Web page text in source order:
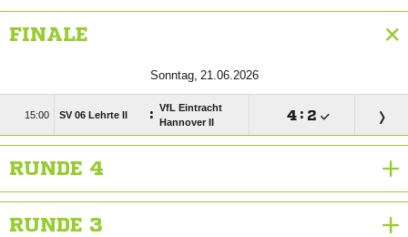
FINALE
 
 SV 06 Lehrte II : VfL Eintracht
Hannover II
 : 
RUNDE 4
RUNDE 3